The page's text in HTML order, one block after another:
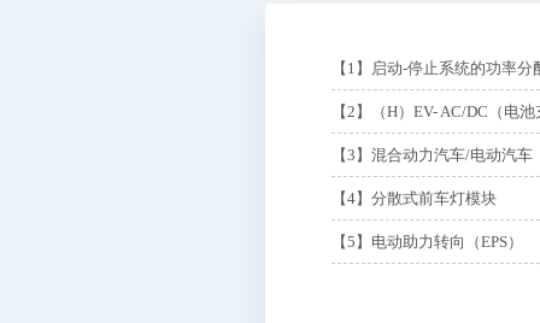
【1】启动-停止系统的功率
【2】（H）EV- AC/DC（电
【3】混合动力汽车/电动汽
【4】分散式前车灯模块
【5】电动助力转向（EPS）